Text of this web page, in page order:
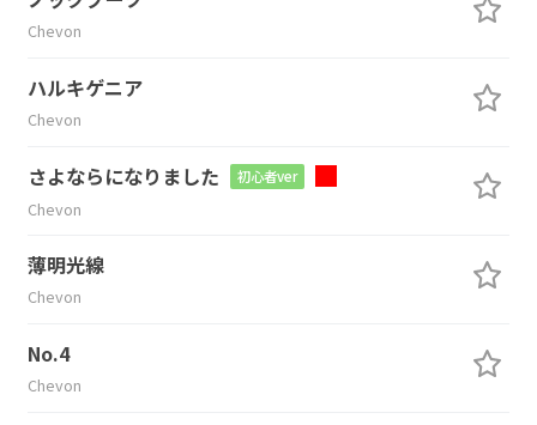
Chevon
ハルキゲニア
Chevon
さよならになりました 初心者ver
Chevon
薄明光線
Chevon
No.4
Chevon